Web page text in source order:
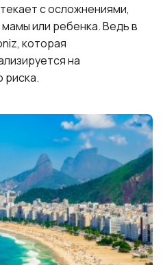
с осложнениями,
или ребенка. Ведь в
которая
на
риска.